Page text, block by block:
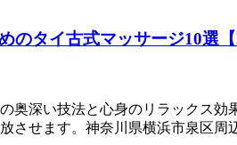
のタイ古式マッサージ10選【
奥深い技法と心身のリラックス
させます。神奈川県横浜市泉区周